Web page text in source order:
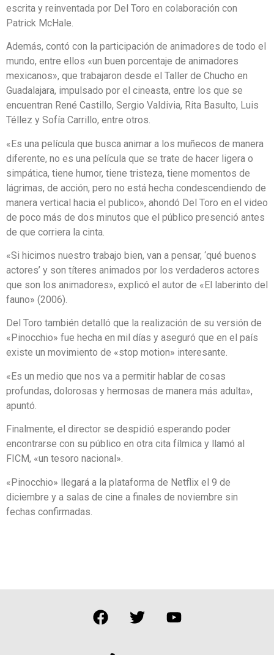
escrita y reinventada por Del Toro en colaboración con
Patrick McHale.
Además, contó con la participación de animadores de todo el
mundo, entre ellos «un buen porcentaje de animadores
mexicanos», que trabajaron desde el Taller de Chucho en
Guadalajara, impulsado por el cineasta, entre los que se
encuentran René Castillo, Sergio Valdivia, Rita Basulto, Luis
Téllez y Sofía Carrillo, entre otros.
«Es una película que busca animar a los muñecos de manera
diferente, no es una película que se trate de hacer ligera o
simpática, tiene humor, tiene tristeza, tiene momentos de
lágrimas, de acción, pero no está hecha condescendiendo de
manera vertical hacia el publico», ahondó Del Toro en el video
de poco más de dos minutos que el público presenció antes
de que corriera la cinta.
«Si hicimos nuestro trabajo bien, van a pensar, ‘qué buenos
actores’ y son títeres animados por los verdaderos actores
que son los animadores», explicó el autor de «El laberinto del
fauno» (2006).
Del Toro también detalló que la realización de su versión de
«Pinocchio» fue hecha en mil días y aseguró que en el país
existe un movimiento de «stop motion» interesante.
«Es un medio que nos va a permitir hablar de cosas
profundas, dolorosas y hermosas de manera más adulta»,
apuntó.
Finalmente, el director se despidió esperando poder
encontrarse con su público en otra cita fílmica y llamó al
FICM, «un tesoro nacional».
«Pinocchio» llegará a la plataforma de Netflix el 9 de
diciembre y a salas de cine a finales de noviembre sin
fechas confirmadas.